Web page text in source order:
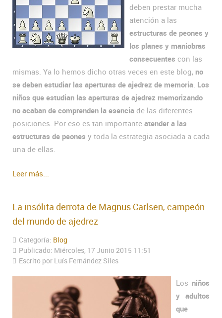
deben prestar mucha
atención a las
estructuras de peones y
los planes y maniobras
consecuentes con las
mismas. Ya lo hemos dicho otras veces en este blog, no
se deben estudiar las aperturas de ajedrez de memoria. Los
niños que estudian las aperturas de ajedrez memorizando
no acaban de comprenden la esencia de las diferentes
posiciones. Por eso es tan importante atender a las
estructuras de peones y toda la estrategia asociada a cada
una de ellas.
Leer más...
La insólita derrota de Magnus Carlsen, campeón
del mundo de ajedrez
Categoría: Blog
Publicado: Miércoles, 17 Junio 2015 11:51
Escrito por Luís Fernández Siles
Los niños
y adultos
que